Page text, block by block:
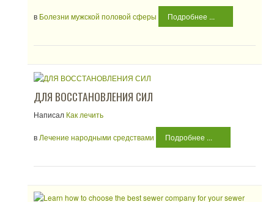
в Болезни мужской половой сферы Подробнее ...
ДЛЯ ВОССТАНОВЛЕНИЯ СИЛ
Написал Как лечить
в Лечение народными средствами Подробнее ...